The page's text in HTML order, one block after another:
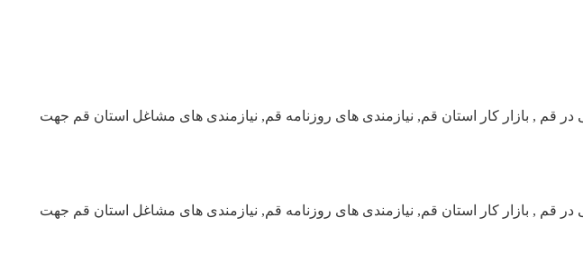
, استخدامی در قم , بازار کار استان قم, نیازمندی های روزنامه قم, نیازمندی های مشاغل استان قم جهت
, استخدامی در قم , بازار کار استان قم, نیازمندی های روزنامه قم, نیازمندی های مشاغل استان قم جهت